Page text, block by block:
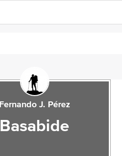
Fernando J. Pérez
Basabide